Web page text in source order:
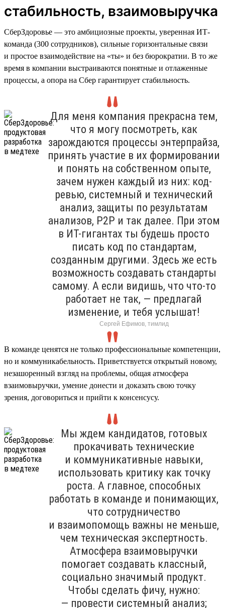
стабильность, взаимовыручка
СберЗдоровье — это амбициозные проекты, уверенная ИТ-
команда (300 сотрудников), сильные горизонтальные связи
и простое взаимодействие на «ты» и без бюрократии. В то же
время в компании выстраиваются понятные и отлаженные
процессы, а опора на Сбер гарантирует стабильность.
Для меня компания прекрасна тем,
что я могу посмотреть, как
зарождаются процессы энтерпрайза,
принять участие в их формировании
и понять на собственном опыте,
зачем нужен каждый из них: код-
ревью, системный и технический
анализ, защиты по результатам
анализов, P2P и так далее. При этом
в ИТ-гигантах ты будешь просто
писать код по стандартам,
созданным другими. Здесь же есть
возможность создавать стандарты
самому. А если видишь, что что-то
работает не так, — предлагай
изменение, и тебя услышат!
Сергей Ефимов, тимлид
В команде ценятся не только профессиональные компетенции,
но и коммуникабельность. Приветствуется открытый новому,
незашоренный взгляд на проблемы, общая атмосфера
взаимовыручки, умение донести и доказать свою точку
зрения, договориться и прийти к консенсусу.
Мы ждем кандидатов, готовых
прокачивать технические
и коммуникативные навыки,
использовать критику как точку
роста. А главное, способных
работать в команде и понимающих,
что сотрудничество
и взаимопомощь важны не меньше,
чем техническая экспертность.
Атмосфера взаимовыручки
помогает создавать классный,
социально значимый продукт.
Чтобы сделать фичу, нужно:
— провести системный анализ;